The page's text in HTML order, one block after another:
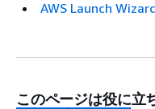
AWS Launch
このページは役に立